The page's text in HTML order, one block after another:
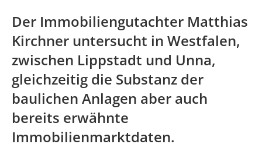
Der Immobiliengutachter Matthias
Kirchner untersucht in Westfalen,
zwischen Lippstadt und Unna,
gleichzeitig die Substanz der
baulichen Anlagen aber auch
bereits erwähnte
Immobilienmarktdaten.